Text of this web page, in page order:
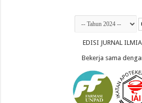
EDISI JURNAL
Bekerja sama